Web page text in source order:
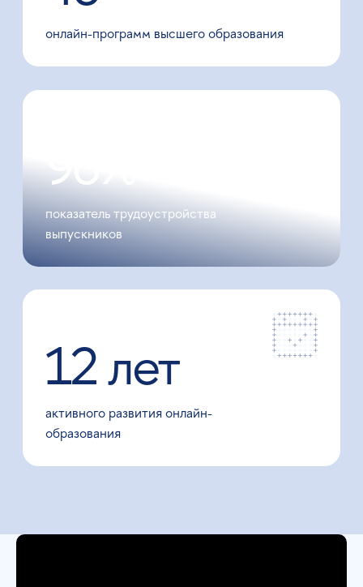
актуальные тренды индустрии и основаны
База знаний